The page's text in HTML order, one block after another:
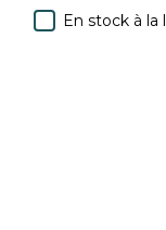
En stock à la